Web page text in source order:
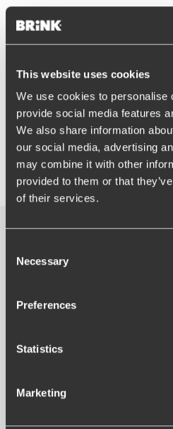
This website uses cookies
We use cookies to personalise
provide social media features
We also share information
our social media, advertising
may combine it with other
provided to them or that
of their services.
Selection
Necessary
Preferences
Statistics
Marketing
det muligt for folk at værdsætte alt
måder at kunne transportere på.
markedssegmenter:
cykling, vand- og vintersport,
laptop- og kameratasker,
Towing (anhængertræk) og
værktøjskasser osv.). Thule Group
mere end 45 produktionsanlæg
hele verden. Produkterne sælges